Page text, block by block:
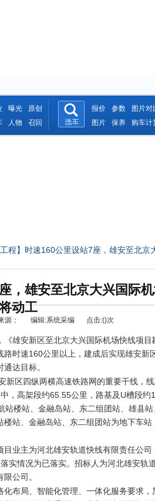
曝光
原创
人物 召回
报价 参数
图片对
图片
保养 购车计
程】时速160公里设站7座，雄安至北京
，雄安至北京大兴国际
动工
源： 编辑:系统采编 点击:()次
雄安新区至北京大兴国际机场快线项目
时速160公里以上，建成后实现雄安新
达目标。
新区四纵两横高速铁路网的重要干线，
，高架段约65.55公里，路基及U槽段约
楼站、金融岛站、东二组团站、雄县
站、金融岛站、东二组团站为地下车站
业主为河北雄安轨道快线有限责任公司
实情况为已落实。招标人为河北雄安轨
公司。
布局、智能化管理、一体化服务要求，